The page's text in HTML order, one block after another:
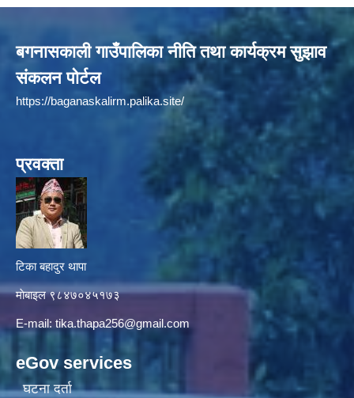
बगनासकाली गाउँपालिका नीति तथा कार्यक्रम सुझाव
संकलन पोर्टल
https://baganaskalirm.palika.site/
प्रवक्ता
टिका बहादुर थापा
माे‍बाइल ९८४७०४५१७३
E-mail: tika.thapa256@gmail.com
eGov services
घटना दर्ता